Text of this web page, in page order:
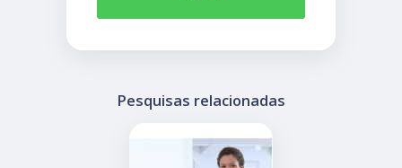
Pesquisas relacionadas